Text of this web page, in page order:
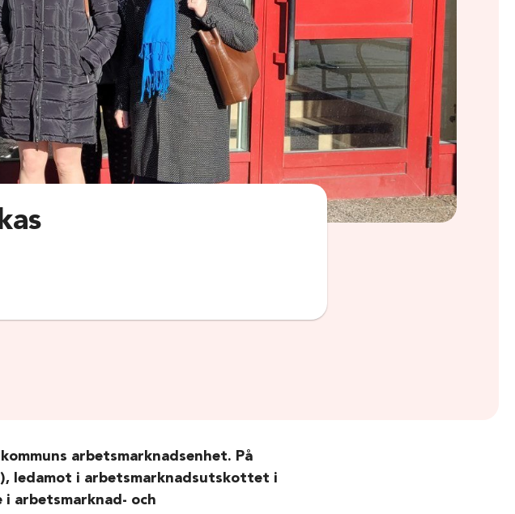
arbetsmarknadsenhet. På
ledamot i arbetsmarknadsutskottet i
i arbetsmarknad- och